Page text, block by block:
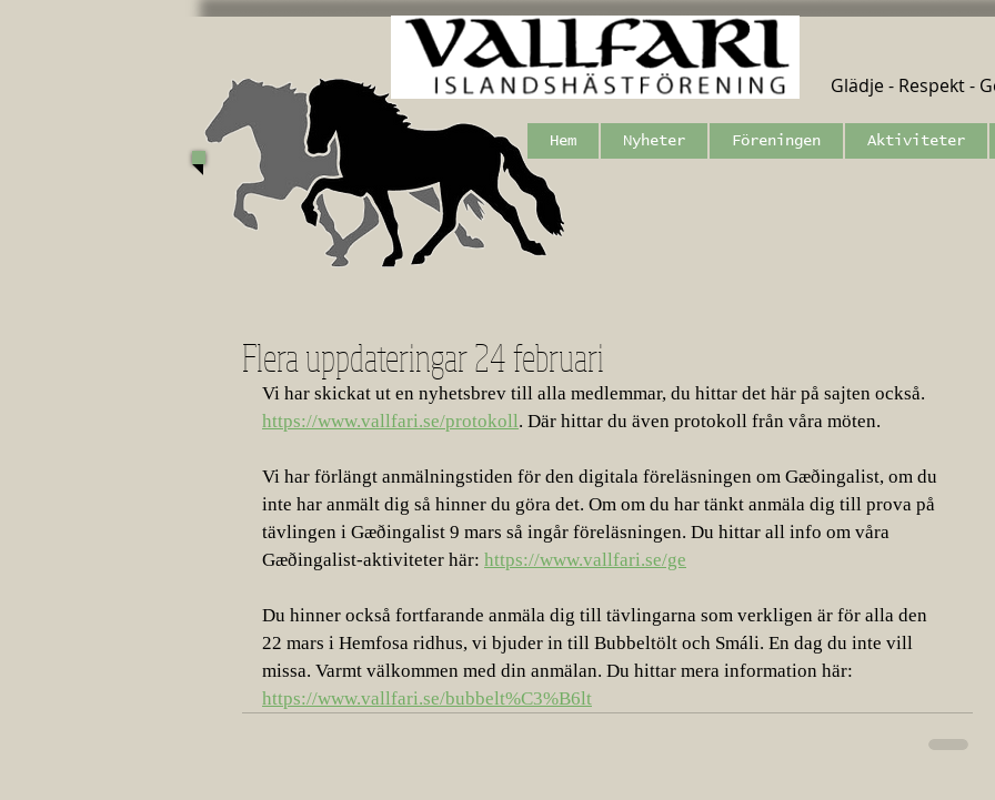
Hem Nyheter Föreningen Aktiviteter
Glädje - Respekt -
Flera uppdateringar 24 februari
Vi har skickat ut en nyhetsbrev till alla medlemmar, du hittar det här på sajten också.
https://www.vallfari.se/protokoll. Där hittar du även protokoll från våra möten.
Vi har förlängt anmälningstiden för den digitala föreläsningen om Gæðingalist, om du
inte har anmält dig så hinner du göra det. Om om du har tänkt anmäla dig till prova på
tävlingen i Gæðingalist 9 mars så ingår föreläsningen. Du hittar all info om våra
Gæðingalist-aktiviteter här: https://www.vallfari.se/ge
Du hinner också fortfarande anmäla dig till tävlingarna som verkligen är för alla den
22 mars i Hemfosa ridhus, vi bjuder in till Bubbeltölt och Smáli. En dag du inte vill
missa. Varmt välkommen med din anmälan. Du hittar mera information här:
https://www.vallfari.se/bubbelt%C3%B6lt